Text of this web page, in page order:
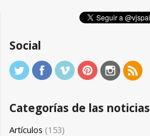
Social
Categorías de las noticias
Artículos (153)